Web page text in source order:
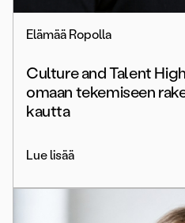
Elämää Ropolla
Culture and Talent
omaan tekemiseen
kautta
Lue lisää